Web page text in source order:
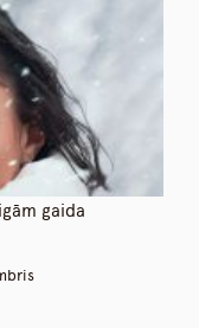
gaida